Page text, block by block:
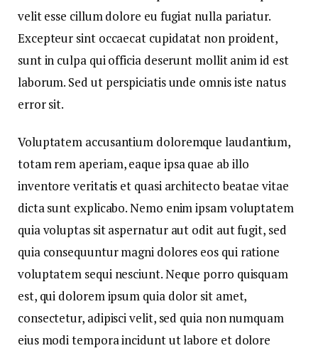
velit esse cillum dolore eu fugiat nulla pariatur.
Excepteur sint occaecat cupidatat non proident,
sunt in culpa qui officia deserunt mollit anim id est
laborum. Sed ut perspiciatis unde omnis iste natus
error sit.
Voluptatem accusantium doloremque laudantium,
totam rem aperiam, eaque ipsa quae ab illo
inventore veritatis et quasi architecto beatae vitae
dicta sunt explicabo. Nemo enim ipsam voluptatem
quia voluptas sit aspernatur aut odit aut fugit, sed
quia consequuntur magni dolores eos qui ratione
voluptatem sequi nesciunt. Neque porro quisquam
est, qui dolorem ipsum quia dolor sit amet,
consectetur, adipisci velit, sed quia non numquam
eius modi tempora incidunt ut labore et dolore